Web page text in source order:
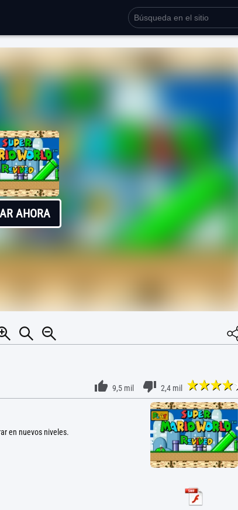
AHORA
9,5 mil 2,4 mil
en nuevos niveles.